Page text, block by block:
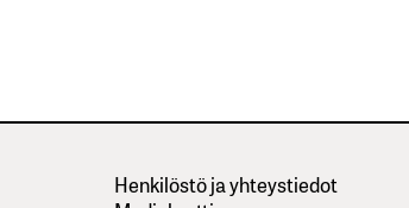
Henkilöstö ja yhteystiedot